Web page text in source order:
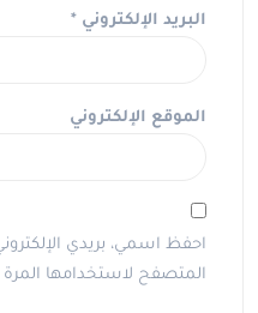
البريد الإلكتروني *
الموقع الإلكتروني
احفظ اسمي، بريدي
المتصفح لاستخدامها المرة